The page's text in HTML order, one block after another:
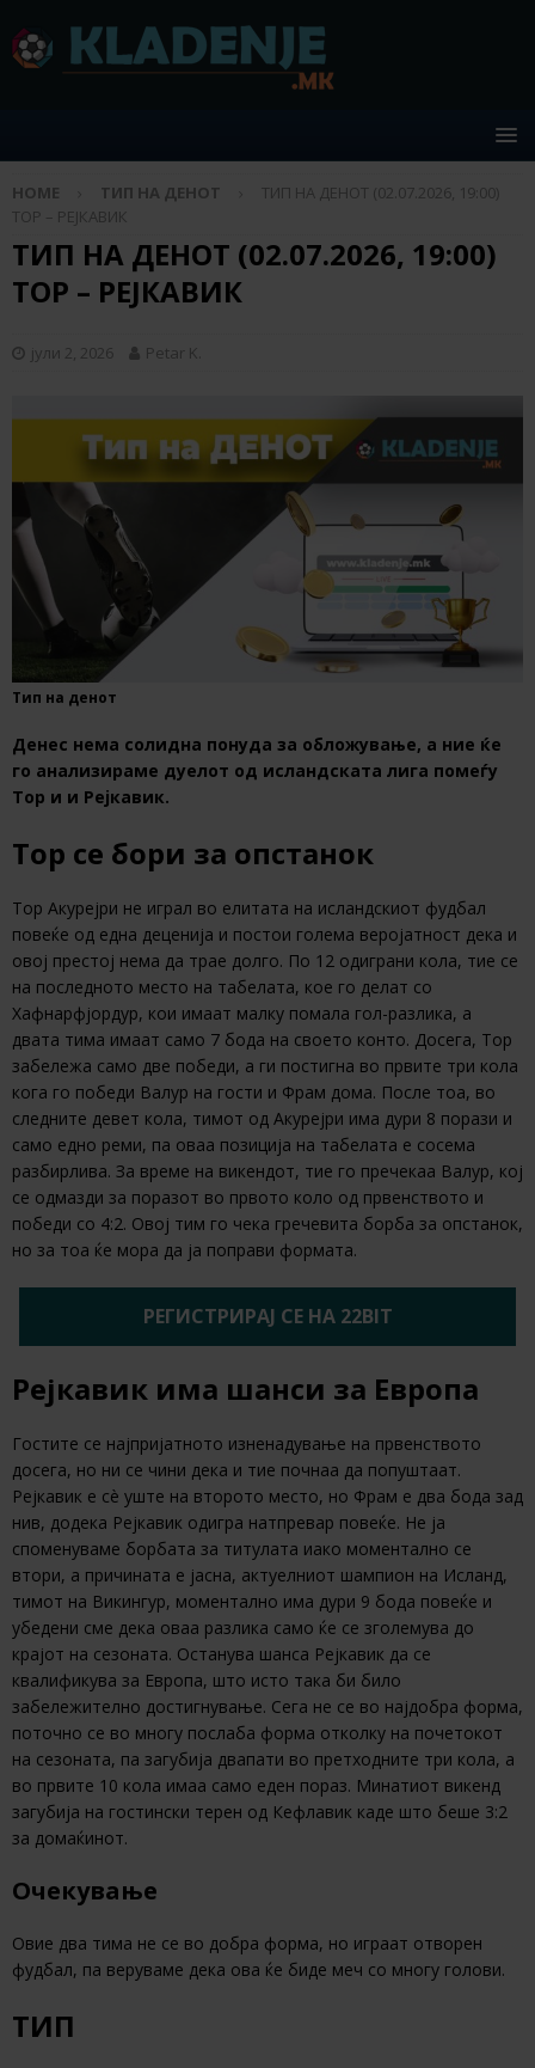
HOME ТИП НА ДЕНОТ
ТИП НА ДЕНОТ (02.07.2026, 19:00)
ТОР – РЕЈКАВИК
ТИП НА ДЕНОТ (02.07.2026, 19:00)
ТОР – РЕЈКАВИК
јули 2, 2026 Petar K.
Тип на денот
Денес нема солидна понуда за обложување, а ние ќе
го анализираме дуелот од исландската лига помеѓу
Тор и и Рејкавик.
Тор се бори за опстанок
Тор Акурејри не играл во елитата на исландскиот фудбал
повеќе од една деценија и постои голема веројатност дека и
овој престој нема да трае долго. По 12 одиграни кола, тие се
на последното место на табелата, кое го делат со
Хафнарфјордур, кои имаат малку помала гол-разлика, а
двата тима имаат само 7 бода на своето конто. Досега, Тор
забележа само две победи, а ги постигна во првите три кола
кога го победи Валур на гости и Фрам дома. После тоа, во
следните девет кола, тимот од Акурејри има дури 8 порази и
само едно реми, па оваа позиција на табелата е сосема
разбирлива. За време на викендот, тие го пречекаа Валур, кој
се одмазди за поразот во првото коло од првенството и
победи со 4:2. Овој тим го чека гречевита борба за опстанок,
но за тоа ќе мора да ја поправи формата.
РЕГИСТРИРАЈ СЕ НА 22BIT
Рејкавик има шанси за Европа
Гостите се најпријатното изненадување на првенството
досега, но ни се чини дека и тие почнаа да попуштаат.
Рејкавик е сè уште на второто место, но Фрам е два бода зад
нив, додека Рејкавик одигра натпревар повеќе. Не ја
споменуваме борбата за титулата иако моментално се
втори, а причината е јасна, актуелниот шампион на Исланд,
тимот на Викингур, моментално има дури 9 бода повеќе и
убедени сме дека оваа разлика само ќе се зголемува до
крајот на сезоната. Останува шанса Рејкавик да се
квалификува за Европа, што исто така би било
забележително достигнување. Сега не се во најдобра форма,
поточно се во многу послаба форма отколку на почетокот
на сезоната, па загубија двапати во претходните три кола, а
во првите 10 кола имаа само еден пораз. Минатиот викенд
загубија на гостински терен од Кефлавик каде што беше 3:2
за домаќинот.
Очекување
Овие два тима не се во добра форма, но играат отворен
фудбал, па веруваме дека ова ќе биде меч со многу голови.
ТИП